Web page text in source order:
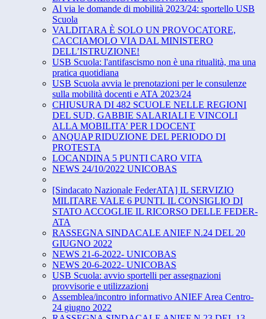
Al via le domande di mobilità 2023/24: sportello USB
Scuola
VALDITARA È SOLO UN PROVOCATORE,
CACCIAMOLO VIA DAL MINISTERO
DELL’ISTRUZIONE!
USB Scuola: l'antifascismo non è una ritualità, ma una
pratica quotidiana
USB Scuola avvia le prenotazioni per le consulenze
sulla mobilità docenti e ATA 2023/24
CHIUSURA DI 482 SCUOLE NELLE REGIONI
DEL SUD, GABBIE SALARIALI E VINCOLI
ALLA MOBILITA’ PER I DOCENT
ANQUAP RIDUZIONE DEL PERIODO DI
PROTESTA
LOCANDINA 5 PUNTI CARO VITA
NEWS 24/10/2022 UNICOBAS
[Sindacato Nazionale FederATA] IL SERVIZIO
MILITARE VALE 6 PUNTI. IL CONSIGLIO DI
STATO ACCOGLIE IL RICORSO DELLE FEDER-
ATA
RASSEGNA SINDACALE ANIEF N.24 DEL 20
GIUGNO 2022
NEWS 21-6-2022- UNICOBAS
NEWS 20-6-2022- UNICOBAS
USB Scuola: avvio sportelli per assegnazioni
provvisorie e utilizzazioni
Assemblea/incontro informativo ANIEF Area Centro-
24 giugno 2022